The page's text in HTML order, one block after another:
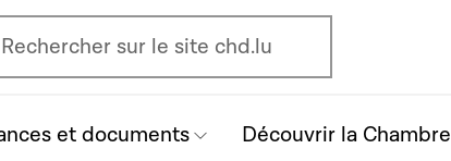
de recherche
Rechercher sur le site chd.lu
et documents Découvrir la Chambre